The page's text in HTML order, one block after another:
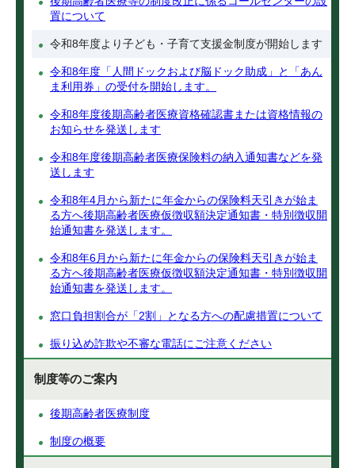
置について
令和8年度より子ども・子育て支援金制度が開始します
令和8年度「人間ドックおよび脳ドック助成」と「あん
ま利用券」の受付を開始します。
令和8年度後期高齢者医療資格確認書または資格情報の
お知らせを発送します
令和8年度後期高齢者医療保険料の納入通知書などを発
送します
令和8年4月から新たに年金からの保険料天引きが始ま
る方へ後期高齢者医療仮徴収額決定通知書・特別徴収開
始通知書を発送します。
令和8年6月から新たに年金からの保険料天引きが始ま
る方へ後期高齢者医療仮徴収額決定通知書・特別徴収開
始通知書を発送します。
窓口負担割合が「2割」となる方への配慮措置について
振り込め詐欺や不審な電話にご注意ください
制度等のご案内
後期高齢者医療制度
制度の概要